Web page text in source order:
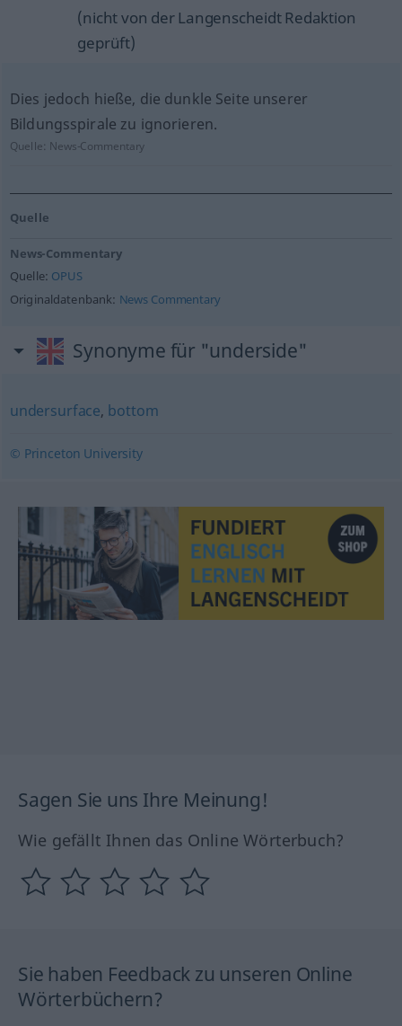
(nicht von der Langenscheidt Redaktion
geprüft)
Dies jedoch hieße, die dunkle Seite unserer
Bildungsspirale zu ignorieren.
Quelle: News-Commentary
Quelle
News-Commentary
Quelle: OPUS
Originaldatenbank: News Commentary
Synonyme für "underside"
undersurface, bottom
© Princeton University
Sagen Sie uns Ihre Meinung!
Wie gefällt Ihnen das Online Wörterbuch?
Sie haben Feedback zu unseren Online
Wörterbüchern?